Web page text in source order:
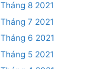
Tháng 8 2021
Tháng 7 2021
Tháng 6 2021
Tháng 5 2021